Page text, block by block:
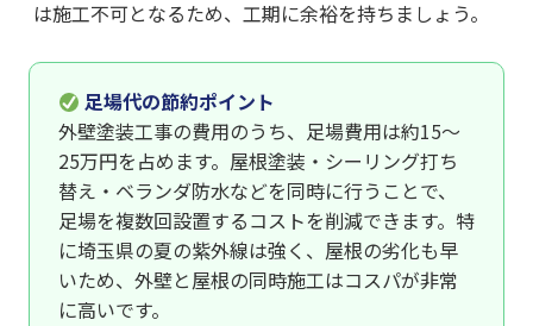
は施工不可となるため、工期に余裕を持ちましょう。
足場代の節約ポイント
外壁塗装工事の費用のうち、足場費用は約15〜
25万円を占めます。屋根塗装・シーリング打ち
替え・ベランダ防水などを同時に行うことで、
足場を複数回設置するコストを削減できます。特
に埼玉県の夏の紫外線は強く、屋根の劣化も早
いため、外壁と屋根の同時施工はコスパが非常
に高いです。